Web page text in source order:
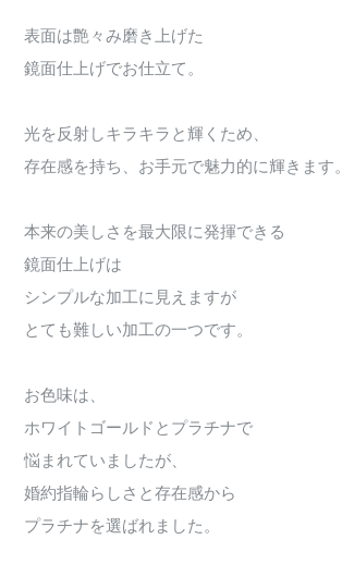
表面は艶々み磨き上げた
鏡面仕上げでお仕立て。
光を反射しキラキラと輝くため、
存在感を持ち、お手元で魅力的に輝きます。
本来の美しさを最大限に発揮できる
鏡面仕上げは
シンプルな加工に見えますが
とても難しい加工の一つです。
お色味は、
ホワイトゴールドとプラチナで
悩まれていましたが、
婚約指輪らしさと存在感から
プラチナを選ばれました。